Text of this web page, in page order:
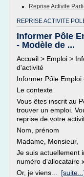
Reprise Activite
REPRISE ACTIVITE
Informer Pôle
- Modèle de ...
Accueil > Emploi >
d'activité
Informer Pôle
Le contexte
Vous êtes inscrit au
trouver un emploi.
reprise de votre
Nom, prénom
Madame, Monsieur,
Je suis actuellement
numéro d'allocataire
Or, je viens...